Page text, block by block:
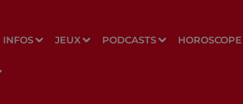
INFOS JEUX PODCASTS HOROSCOPE